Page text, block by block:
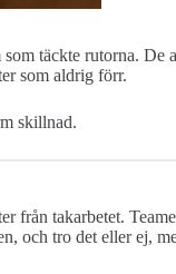
täckte rutorna. De
som aldrig förr.
skillnad.
från takarbetet.
och tro det eller ej,